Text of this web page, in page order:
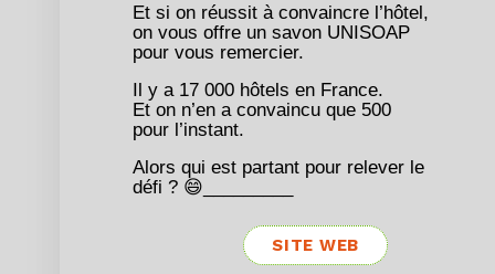
Et si on réussit à convaincre l’hôtel,
on vous offre un savon UNISOAP
pour vous remercier.
Il y a 17 000 hôtels en France.
Et on n’en a convaincu que 500
pour l’instant.
Alors qui est partant pour relever le
défi ? 😄_________
SITE WEB